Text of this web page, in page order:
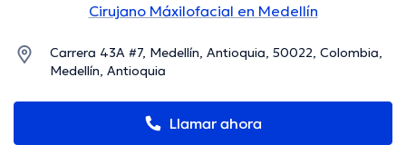
Cirujano Máxilofacial en Medellín
Carrera 43A #7, Medellín, Antioquia, 50022, Colombia,
Medellín, Antioquia
Llamar ahora